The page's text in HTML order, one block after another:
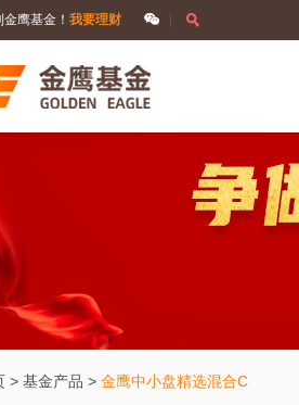
鹰基金！ 我要理财
> 基金产品 > 金鹰中小盘精选混合C